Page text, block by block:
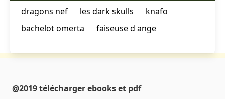
dragons nef les dark skulls
knafo
bachelot omerta
faiseuse d ange
@2019 télécharger ebooks et pdf